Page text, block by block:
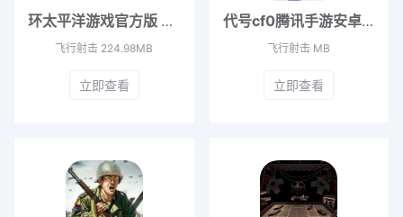
环太平洋游戏官方版 v1.9.6
飞行射击 224.98MB
立即查看
代号cf0腾讯手游安卓版 v1.0
飞行射击 MB
立即查看